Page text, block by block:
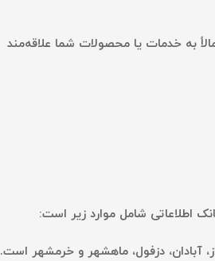
به خدمات یا محصولات شما علاقه‌مند
اطلاعاتی شامل موارد زیر است:
آبادان، دزفول، ماهشهر و خرمشهر است.